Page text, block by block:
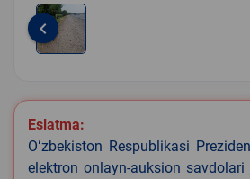
of
1
keyboard_arrow_left
Eslatma:
Oʻzbekiston Respublikasi
elektron onlayn-auksion